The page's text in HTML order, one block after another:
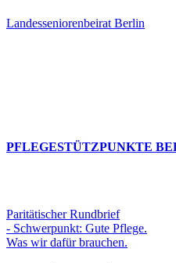
Landesseniorenbeirat Berlin
PFLEGESTÜTZPUNKTE
Paritätischer Rundbrief
- Schwerpunkt: Gute Pflege.
Was wir dafür brauchen.